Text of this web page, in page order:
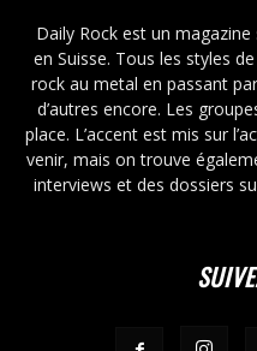
Daily Rock est un
en Suisse. Tous les styles
rock au metal en passant
d’autres encore. Les
place. L’accent est mis sur
venir, mais on trouve
interviews et des dossiers